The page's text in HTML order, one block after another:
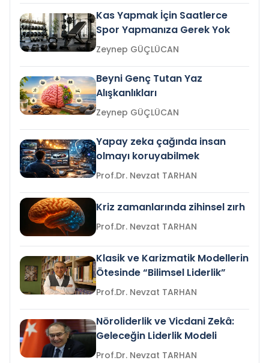
Kas Yapmak İçin Saatlerce
Spor Yapmanıza Gerek Yok
Zeynep GÜÇLÜCAN
Beyni Genç Tutan Yaz
Alışkanlıkları
Zeynep GÜÇLÜCAN
Yapay zeka çağında insan
olmayı koruyabilmek
Prof.Dr. Nevzat TARHAN
Kriz zamanlarında zihinsel zırh
Prof.Dr. Nevzat TARHAN
Klasik ve Karizmatik Modellerin
Ötesinde “Bilimsel Liderlik”
Prof.Dr. Nevzat TARHAN
Nöroliderlik ve Vicdani Zekâ:
Geleceğin Liderlik Modeli
Prof.Dr. Nevzat TARHAN